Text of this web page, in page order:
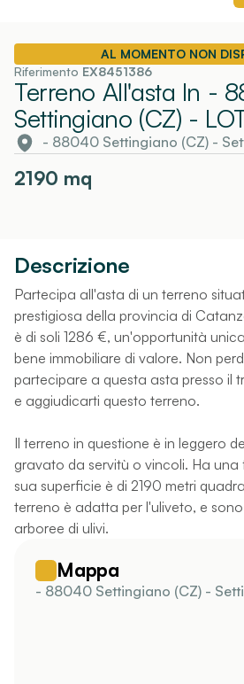
AL MOMENTO NON
Riferimento EX8451386
Terreno All'asta In -
Settingiano (CZ) -
- 88040 Settingiano (CZ) -
2190 mq
Descrizione
Partecipa all'asta di un terreno
prestigiosa della provincia di
è di soli 1286 €, un'opportunità
bene immobiliare di valore. Non
partecipare a questa asta presso il
e aggiudicarti questo terreno.
Il terreno in questione è in leggero
gravato da servitù o vincoli. Ha una
sua superficie è di 2190 metri
terreno è adatta per l'uliveto, e
arboree di ulivi.
Mappa
- 88040 Settingiano (CZ) -